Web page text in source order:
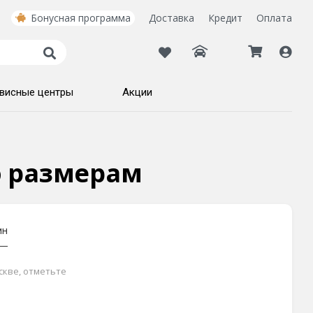
Бонусная программа Доставка Кредит Оплата
центры Акции
размерам
отметьте